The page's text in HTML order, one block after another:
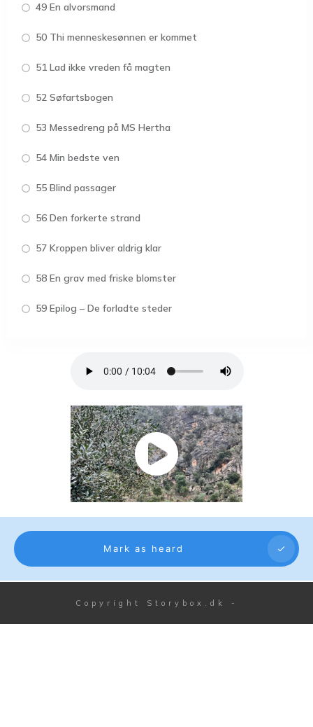
49 En alvorsmand
50 Thi menneskesønnen er kommet
51 Lad ikke vreden få magten
52 Søfartsbogen
53 Messedreng på MS Hertha
54 Min bedste ven
55 Blind passager
56 Den forkerte strand
57 Kroppen bliver aldrig klar
58 En grav med friske blomster
59 Epilog – De forladte steder
Mark as heard
Copyright Storybox.dk -